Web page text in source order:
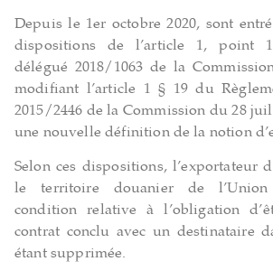
Depuis le 1er octobre 2020, sont
dispositions de l’article 1, point
délégué 2018/1063 de la
modifiant l’article 1 § 19 du
2015/2446 de la Commission du 28
une nouvelle définition de la notion
Selon ces dispositions, l’exportateur
le territoire douanier de l’Union
condition relative à l’obligation
contrat conclu avec un destinataire
étant supprimée.